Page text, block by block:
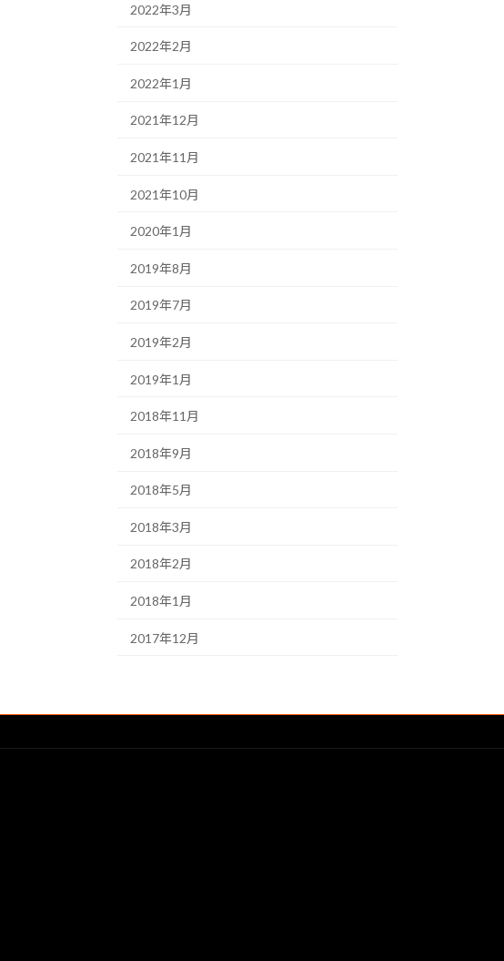
2022年3月
2022年2月
2022年1月
2021年12月
2021年11月
2021年10月
2020年1月
2019年8月
2019年7月
2019年2月
2019年1月
2018年11月
2018年9月
2018年5月
2018年3月
2018年2月
2018年1月
2017年12月